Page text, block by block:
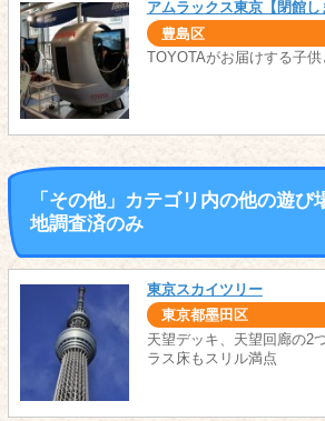
アムラックス東京【閉館し
豊島区
TOYOTAがお届けする子
「その他」カテゴリ内の他の遊
地調査済のみ
東京スカイツリー
東京都墨田区
天望デッキ、天望回廊の2
ラス床もスリル満点